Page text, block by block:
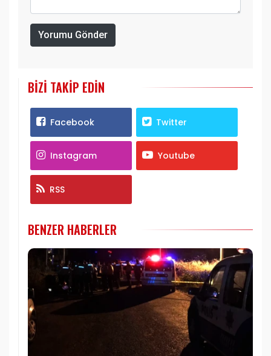
Yorumu Gönder
BIZI TAKIP EDIN
Facebook Twitter
Instagram Youtube
RSS
BENZER HABERLER